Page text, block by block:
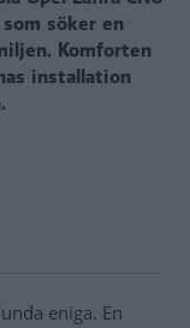
söker en
Komforten
installation
eniga. En